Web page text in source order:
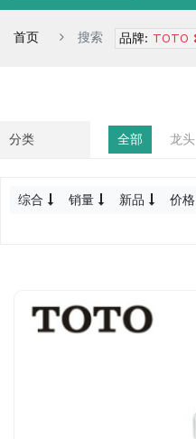
首页 搜索 品牌: TOTO
分类 全部 龙头
综合 销量 新品 价格